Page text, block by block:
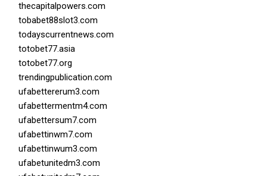
thecapitalpowers.com
tobabet88slot3.com
todayscurrentnews.com
totobet77.asia
totobet77.org
trendingpublication.com
ufabettererum3.com
ufabettermentm4.com
ufabettersum7.com
ufabettinwm7.com
ufabettinwum3.com
ufabetunitedm3.com